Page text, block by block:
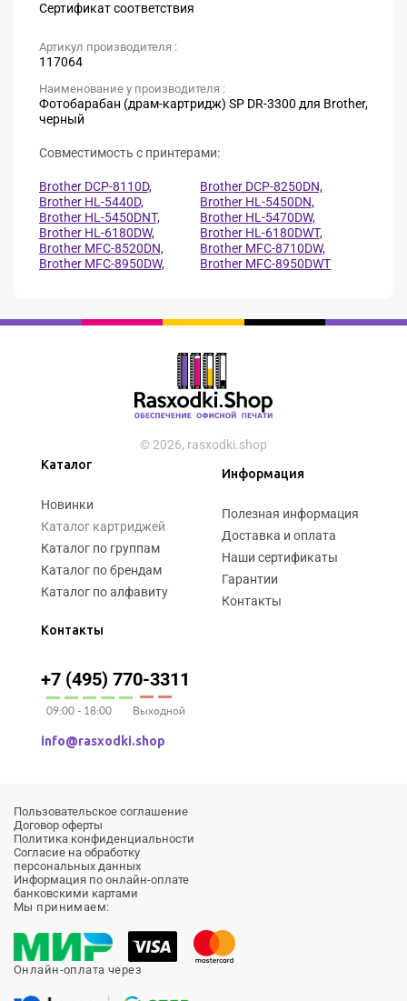
Сертификат соответствия
Артикул производителя :
117064
Наименование у производителя :
Фотобарабан (драм-картридж) SP DR-3300 для Brother,
черный
Совместимость с принтерами:
Brother DCP-8110D,
Brother DCP-8250DN,
Brother HL-5440D,
Brother HL-5450DN,
Brother HL-5450DNT,
Brother HL-5470DW,
Brother HL-6180DW,
Brother HL-6180DWT,
Brother MFC-8520DN,
Brother MFC-8710DW,
Brother MFC-8950DW,
Brother MFC-8950DWT
© 2026, rasxodki.shop
Каталог
Новинки
Каталог картриджей
Каталог по группам
Каталог по брендам
Каталог по алфавиту
Информация
Полезная информация
Доставка и оплата
Наши сертификаты
Гарантии
Контакты
Контакты
+7 (495) 770-3311
09:00 - 18:00 Выходной
info@rasxodki.shop
Пользовательское соглашение
Договор оферты
Политика конфиденциальности
Согласие на обработку
персональных данных
Информация по онлайн-оплате
банковскими картами
Мы принимаем:
Онлайн-оплата через